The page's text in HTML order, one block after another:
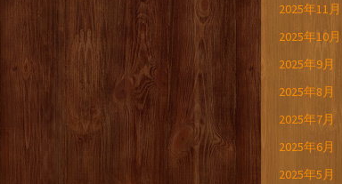
2025年11月
2025年10月
2025年9月
2025年8月
2025年7月
2025年6月
2025年5月